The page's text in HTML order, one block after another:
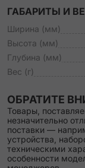
ГАБАРИТЫ И
Ширина (мм)
Высота (мм)
Глубина (мм)
Вес (г)
ОБРАТИТЕ
Товары,
незначительно
поставки —
устройства,
техническими
особенности